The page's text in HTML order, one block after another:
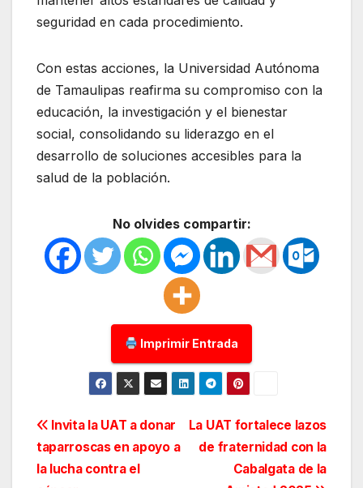
seguridad en cada procedimiento.
Con estas acciones, la Universidad Autónoma
de Tamaulipas reafirma su compromiso con la
educación, la investigación y el bienestar
social, consolidando su liderazgo en el
desarrollo de soluciones accesibles para la
salud de la población.
No olvides compartir:
Imprimir Entrada
Navegación
de
La UAT fortalece lazos
de fraternidad con la
Cabalgata de la
Invita la UAT a donar
taparroscas en apoyo a
la lucha contra el